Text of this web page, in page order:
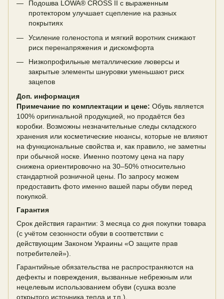
Подошва LOWA® CROSS II с выраженным
протектором улучшает сцепление на разных
покрытиях
Усиление голеностопа и мягкий воротник снижают
риск перенапряжения и дискомфорта
Низкопрофильные металлические люверсы и
закрытые элементы шнуровки уменьшают риск
зацепов
Доп. информация
Примечание по комплектации и цене: Обувь является
100% оригинальной продукцией, но продаётся без
коробки. Возможны незначительные следы складского
хранения или косметические нюансы, которые не влияют
на функциональные свойства и, как правило, не заметны
при обычной носке. Именно поэтому цена на пару
снижена ориентировочно на 30–50% относительно
стандартной розничной цены. По запросу можем
предоставить фото именно вашей пары обуви перед
покупкой.
Гарантия
Срок действия гарантии: 3 месяца со дня покупки товара
(с учётом сезонности обуви в соответствии с
действующим Законом Украины «О защите прав
потребителей»).
Гарантийные обязательства не распространяются на
дефекты и повреждения, вызванные небрежным или
нецелевым использованием обуви (сушка возле
открытого источника тепла и т.п.).